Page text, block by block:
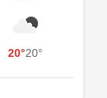
20°20°